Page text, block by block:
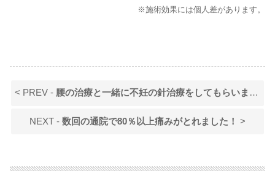
※施術効果には個人差があります。
< PREV - 腰の治療と一緒に不妊の針治療をしてもらいました！
NEXT - 数回の通院で80％以上痛みがとれました！ >